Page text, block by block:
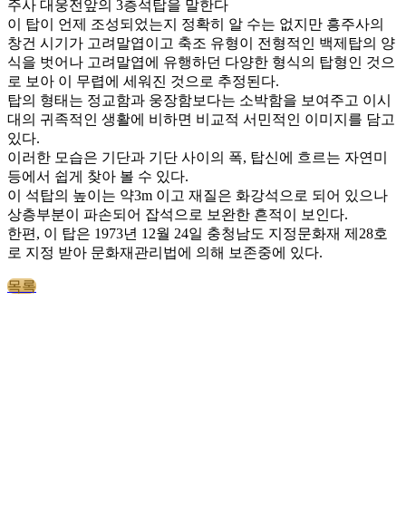
주사 대웅전앞의 3층석탑을 말한다
이 탑이 언제 조성되었는지 정확히 알 수는 없지만 흥주사의
창건 시기가 고려말엽이고 축조 유형이 전형적인 백제탑의 양
식을 벗어나 고려말엽에 유행하던 다양한 형식의 탑형인 것으
로 보아 이 무렵에 세워진 것으로 추정된다.
탑의 형태는 정교함과 웅장함보다는 소박함을 보여주고 이시
대의 귀족적인 생활에 비하면 비교적 서민적인 이미지를 담고
있다.
이러한 모습은 기단과 기단 사이의 폭, 탑신에 흐르는 자연미
등에서 쉽게 찾아 볼 수 있다.
이 석탑의 높이는 약3m 이고 재질은 화강석으로 되어 있으나
상층부분이 파손되어 잡석으로 보완한 흔적이 보인다.
한편, 이 탑은 1973년 12월 24일 충청남도 지정문화재 제28호
로 지정 받아 문화재관리법에 의해 보존중에 있다.
목록